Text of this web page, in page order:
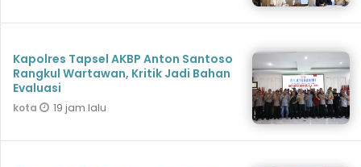
Kapolres Tapsel AKBP Anton Santoso
Rangkul Wartawan, Kritik Jadi Bahan
Evaluasi
kota 19 jam lalu